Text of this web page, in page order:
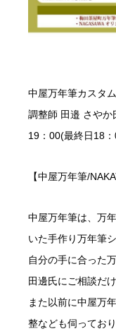
中屋万年筆カスタ
調整師 田邉 さや
19：00(最終日18
【中屋万年筆/
中屋万年筆は、万
いた手作り万年筆
自分の手に合った
田邊氏にご相談だ
また以前に中屋万
整なども伺ってお